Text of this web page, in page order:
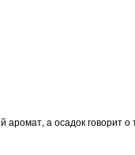
а осадок говорит о